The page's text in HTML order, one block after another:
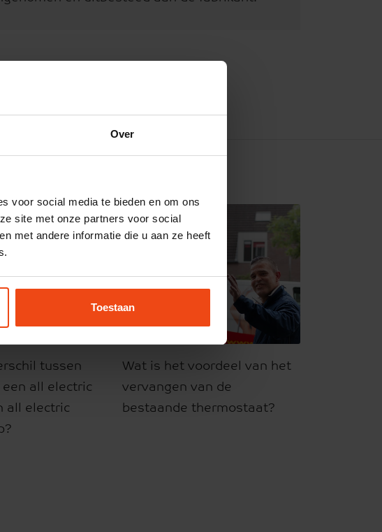
Over
voor social media te bieden en om ons
site met onze partners voor social
met andere informatie die u aan ze heeft
Toestaan
tussen
all electric
all electric
Wat is het voordeel van het
vervangen van de
bestaande thermostaat?